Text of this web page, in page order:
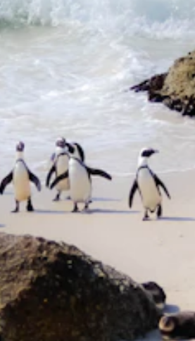
www.ccircle.cc
Sales & Marketing